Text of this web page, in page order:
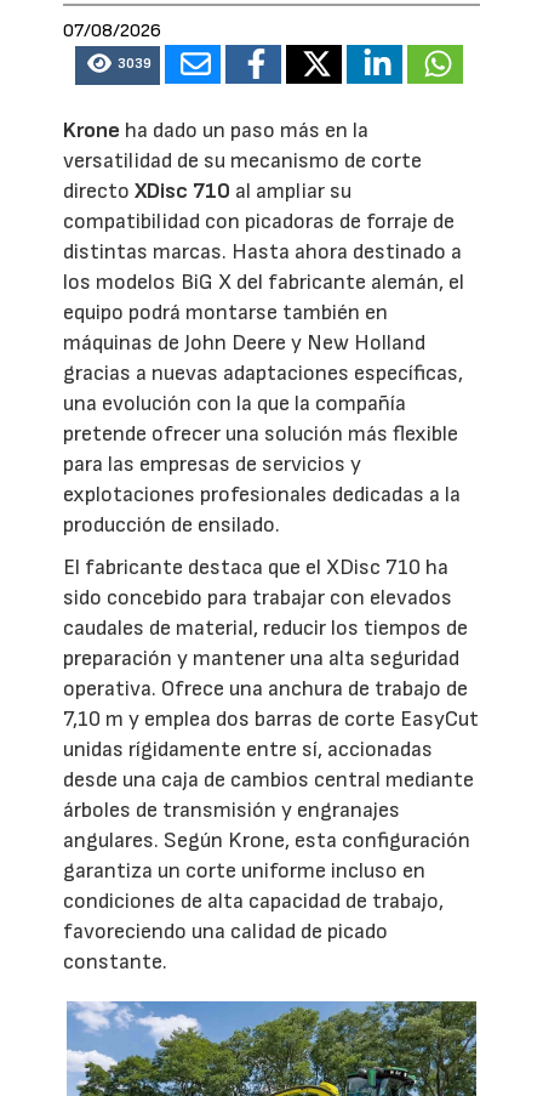
07/08/2026
3039
Krone ha dado un paso más en la
versatilidad de su mecanismo de corte
directoXDisc 710 al ampliar su
compatibilidad con picadoras de forraje de
distintas marcas. Hasta ahora destinado a
los modelos BiG X del fabricante alemán, el
equipo podrá montarse también en
máquinas de John Deere y New Holland
gracias a nuevas adaptaciones específicas,
una evolución con la que la compañía
pretende ofrecer una solución más flexible
para las empresas de servicios y
explotaciones profesionales dedicadas a la
producción de ensilado.
El fabricante destaca que el XDisc 710 ha
sido concebido para trabajar con elevados
caudales de material, reducir los tiempos de
preparación y mantener una alta seguridad
operativa. Ofrece una anchura de trabajo de
7,10 m y emplea dos barras de corte EasyCut
unidas rígidamente entre sí, accionadas
desde una caja de cambios central mediante
árboles de transmisión y engranajes
angulares. Según Krone, esta configuración
garantiza un corte uniforme incluso en
condiciones de alta capacidad de trabajo,
favoreciendo una calidad de picado
constante.